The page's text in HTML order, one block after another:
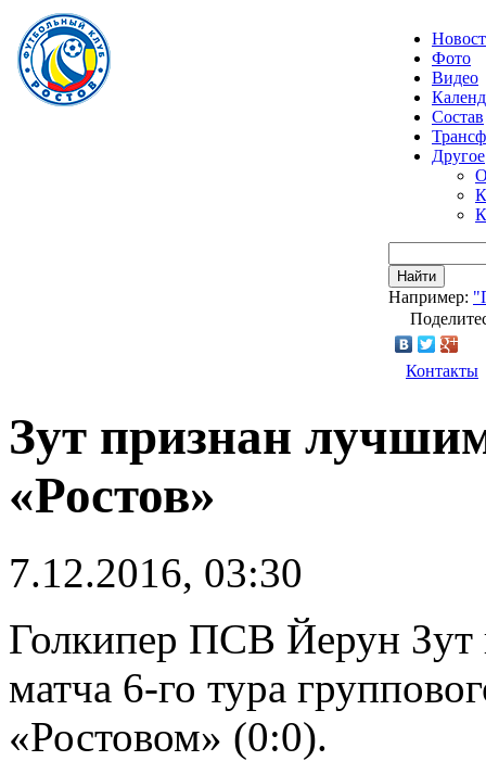
Фото
Видео
Состав
Другое
Найти
Например:
Контакты
Зут признан
«Ростов»
7.12.2016, 03:30
Голкипер ПСВ Йерун
матча 6-го тура
«Ростовом» (0:0).